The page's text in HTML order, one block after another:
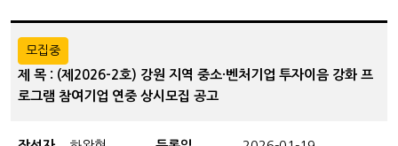
모집중
제 목 : (제2026-2호) 강원 지역 중소·벤처기업 투자이음 강화 프
로그램 참여기업 연중 상시모집 공고